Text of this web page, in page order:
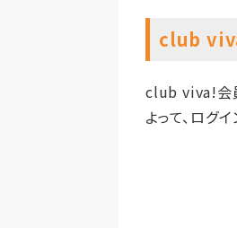
club
club viva!会
よって、ログ